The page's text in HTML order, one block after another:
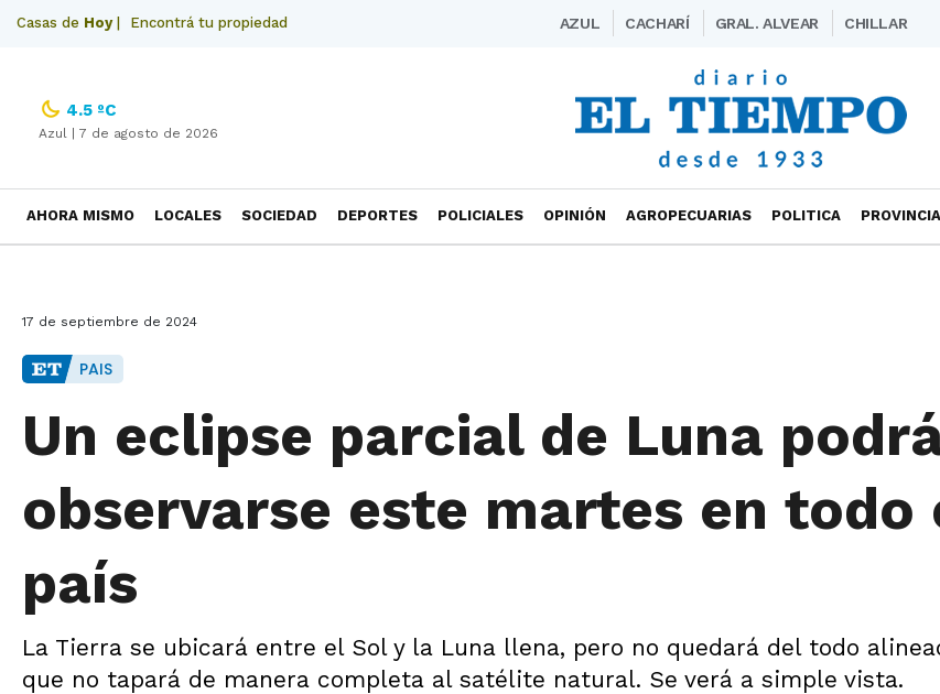
Casas de Hoy| Encontrá tu propiedad AZUL CACHARÍ GRAL. ALVEAR CHILLAR
4.5 ºC
Azul | 7 de agosto de 2026
AHORA MISMO LOCALES SOCIEDAD DEPORTES POLICIALES OPINIÓN AGROPECUARIAS POLITICA
17 de septiembre de 2024
PAIS
Un eclipse parcial de Luna
observarse este martes en todo
país
La Tierra se ubicará entre el Sol y la Luna llena, pero no quedará del todo
que no tapará de manera completa al satélite natural. Se verá a simple vista.